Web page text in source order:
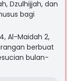
Dzulhijjah, dan
bagi
Al-Maidah 2,
berbuat
bulan-